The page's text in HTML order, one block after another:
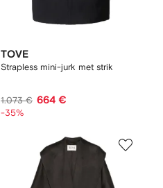
TOVE
Strapless mini-jurk met strik
1.073 € 664 €
-35%